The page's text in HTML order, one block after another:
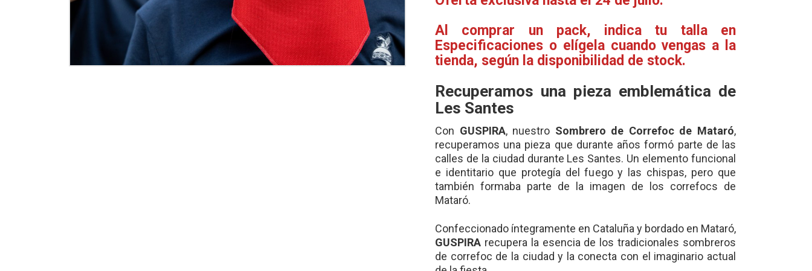
Al comprar un pack, indica tu talla en
Especificaciones o elígela cuando vengas a la
tienda, según la disponibilidad de stock.
Recuperamos una pieza emblemática de
Les Santes
Con GUSPIRA, nuestro Sombrero de Correfoc de Mataró,
recuperamos una pieza que durante años formó parte de las
calles de la ciudad durante Les Santes. Un elemento funcional
e identitario que protegía del fuego y las chispas, pero que
también formaba parte de la imagen de los correfocs de
Mataró.
Confeccionado íntegramente en Cataluña y bordado en Mataró,
GUSPIRA recupera la esencia de los tradicionales sombreros
de correfoc de la ciudad y la conecta con el imaginario actual